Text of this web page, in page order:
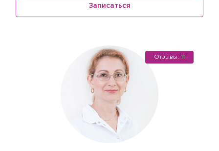
Записаться
Отзывы: 11